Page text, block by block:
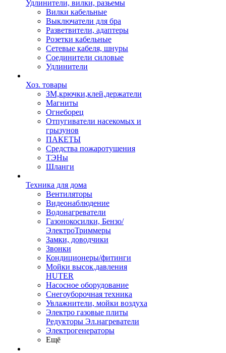
Удлинители, вилки, разьемы
Вилки кабельные
Выключатели для бра
Разветвители, адаптеры
Розетки кабельные
Сетевые кабеля, шнуры
Соединители силовые
Удлинители
Хоз. товары
ЗМ,крючки,клей,держатели
Магниты
Огнеборец
Отпугиватели насекомых и
грызунов
ПАКЕТЫ
Средства пожаротушения
ТЭНы
Шланги
Техника для дома
Вентиляторы
Видеонаблюдение
Водонагреватели
Газонокосилки, Бензо/
ЭлектроТриммеры
Замки, доводчики
Звонки
Кондиционеры/фитинги
Мойки высок.давления
HUTER
Насосное оборудование
Снегоуборочная техника
Увлажнители, мойки воздуха
Электро газовые плиты
Редукторы Эл.нагреватели
Электрогенераторы
Ещё